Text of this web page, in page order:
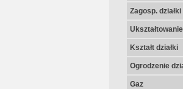
Zagosp. działki
Kształt działki
Ogrodzenie
Gaz